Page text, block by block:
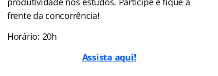
frente da concorrência!
Horário: 20h
Assista aqui!